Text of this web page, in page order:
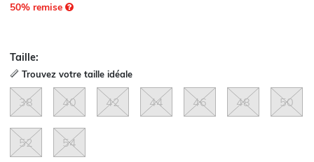
50% remise
Taille:
Trouvez votre taille idéale
38 40 42 44 46 48 50
52 54